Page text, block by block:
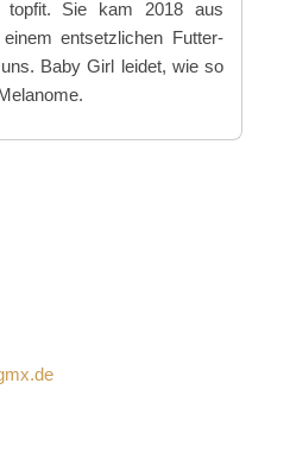
Sie kam 2018 aus
entsetzlichen Futter-
Baby Girl leidet, wie so